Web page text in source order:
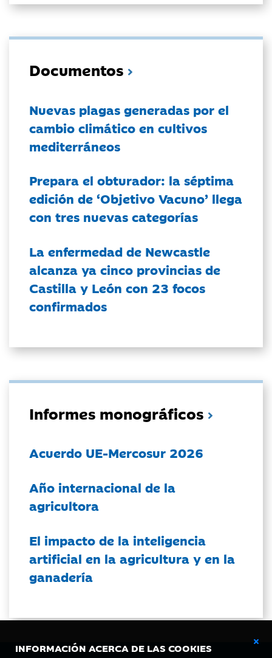
INFORMACIÓN ACERCA DE LAS COOKIES
Documentos
Nuevas plagas generadas por el
cambio climático en cultivos
mediterráneos
Prepara el obturador: la séptima
edición de ‘Objetivo Vacuno’ llega
con tres nuevas categorías
La enfermedad de Newcastle
alcanza ya cinco provincias de
Castilla y León con 23 focos
confirmados
Informes monográficos
Acuerdo UE-Mercosur 2026
Año internacional de la
agricultora
El impacto de la inteligencia
artificial en la agricultura y en la
ganadería